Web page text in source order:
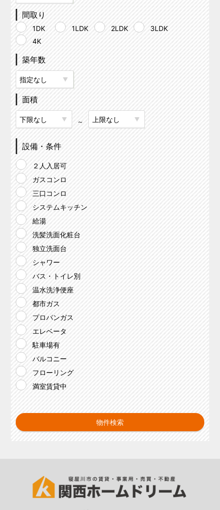
間取り
1DK 1LDK 2LDK
3LDK
4K
築年数
面積
～
設備・条件
２人入居可
ガスコンロ
三口コンロ
システムキッチン
給湯
洗髪洗面化粧台
独立洗面台
シャワー
バス・トイレ別
温水洗浄便座
都市ガス
プロパンガス
エレベータ
駐車場有
バルコニー
フローリング
満室賃貸中